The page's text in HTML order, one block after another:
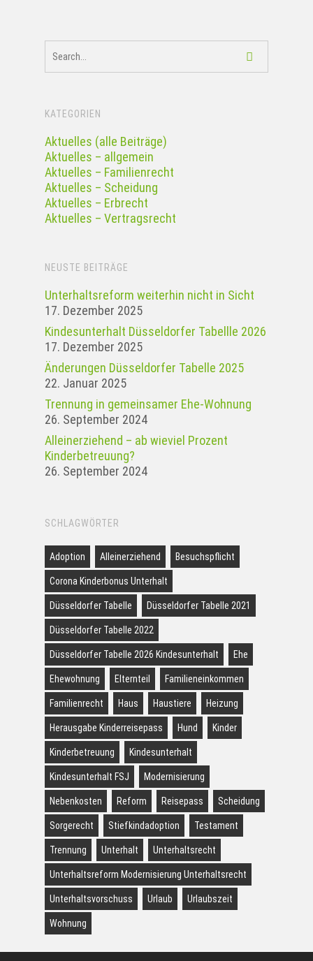
KATEGORIEN
Aktuelles (alle Beiträge)
Aktuelles – allgemein
Aktuelles – Familienrecht
Aktuelles – Scheidung
Aktuelles – Erbrecht
Aktuelles – Vertragsrecht
NEUSTE BEITRÄGE
Unterhaltsreform weiterhin nicht in Sicht
17. Dezember 2025
Kindesunterhalt Düsseldorfer Tabellle 2026
17. Dezember 2025
Änderungen Düsseldorfer Tabelle 2025
22. Januar 2025
Tren­nung in gemein­samer Ehe-Woh­nung
26. September 2024
Alleinerziehend – ab wieviel Prozent
Kinderbetreuung?
26. September 2024
SCHLAGWÖRTER
Adoption Alleinerziehend Besuchspflicht
Corona Kinderbonus Unterhalt
Düsseldorfer Tabelle Düsseldorfer Tabelle 2021
Düsseldorfer Tabelle 2022
Düsseldorfer Tabelle 2026 Kindesunterhalt Ehe
Ehewohnung Elternteil Familieneinkommen
Familienrecht Haus Haustiere Heizung
Herausgabe Kinderreisepass Hund Kinder
Kinderbetreuung Kindesunterhalt
Kindesunterhalt FSJ Modernisierung
Nebenkosten Reform Reisepass Scheidung
Sorgerecht Stiefkindadoption Testament
Trennung Unterhalt Unterhaltsrecht
Unterhaltsreform Modernisierung Unterhaltsrecht
Unterhaltsvorschuss Urlaub Urlaubszeit
Wohnung